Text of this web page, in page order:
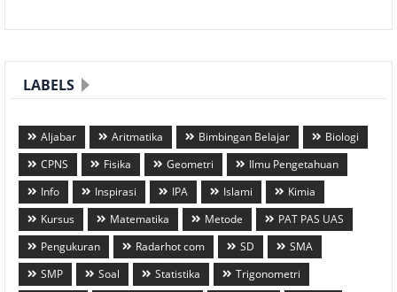
LABELS
Aljabar Aritmatika Bimbingan Belajar
Biologi
CPNS
Fisika Geometri
Ilmu Pengetahuan
Info
Inspirasi IPA Islami
Kimia
Kursus
Matematika Metode
PAT PAS UAS
Pengukuran
Radarhot com SD
SMA
SMP
Soal Statistika
Trigonometri